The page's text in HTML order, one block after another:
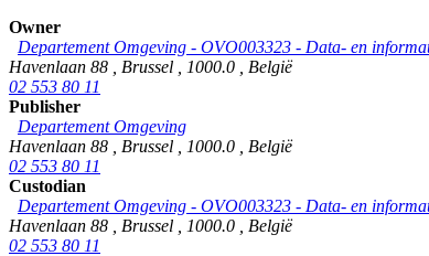
Owner
Departement Omgeving - OVO003323 - Data- en
Havenlaan 88
Brussel 1000.0
België
02 553 80 11
Publisher
Departement Omgeving
Havenlaan 88
Brussel 1000.0
België
02 553 80 11
Custodian
Departement Omgeving - OVO003323 - Data- en
Havenlaan 88
Brussel 1000.0
België
02 553 80 11